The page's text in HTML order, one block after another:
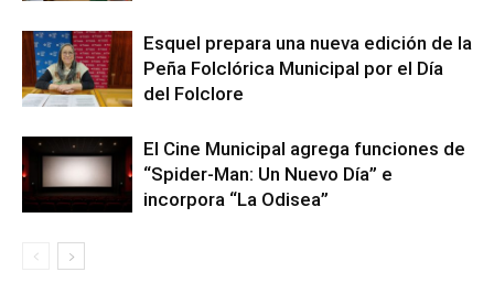
Esquel prepara una nueva edición de la
Peña Folclórica Municipal por el Día
del Folclore
El Cine Municipal agrega funciones de
“Spider-Man: Un Nuevo Día” e
incorpora “La Odisea”